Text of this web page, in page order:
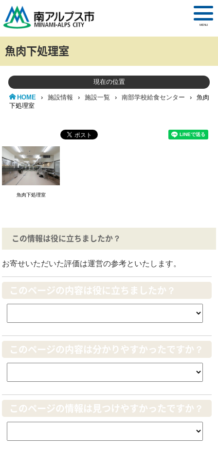
MENU
魚肉下処理室
現在の位置
HOME › 施設情報 › 施設一覧 › 南部学校給食センター ›
魚肉
下処理室
魚肉下処理室
この情報は役に立ちましたか？
お寄せいただいた評価は運営の参考といたします。
このページの内容は役に立ちましたか？
このページの内容は分かりやすかったですか？
このページの情報は見つけやすかったですか？